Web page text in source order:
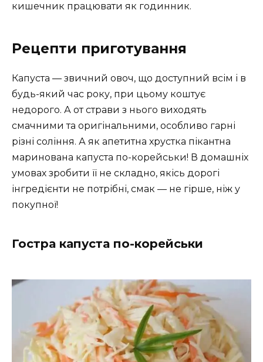
кишечник працювати як годинник.
Рецепти приготування
Капуста — звичний овоч, що доступний всім і в
будь-який час року, при цьому коштує
недорого. А от страви з нього виходять
смачними та оригінальними, особливо гарні
різні соління. А як апетитна хрустка пікантна
маринована капуста по-корейськи! В домашніх
умовах зробити її не складно, якісь дорогі
інгредієнти не потрібні, смак — не гірше, ніж у
покупної!
Гостра капуста по-корейськи